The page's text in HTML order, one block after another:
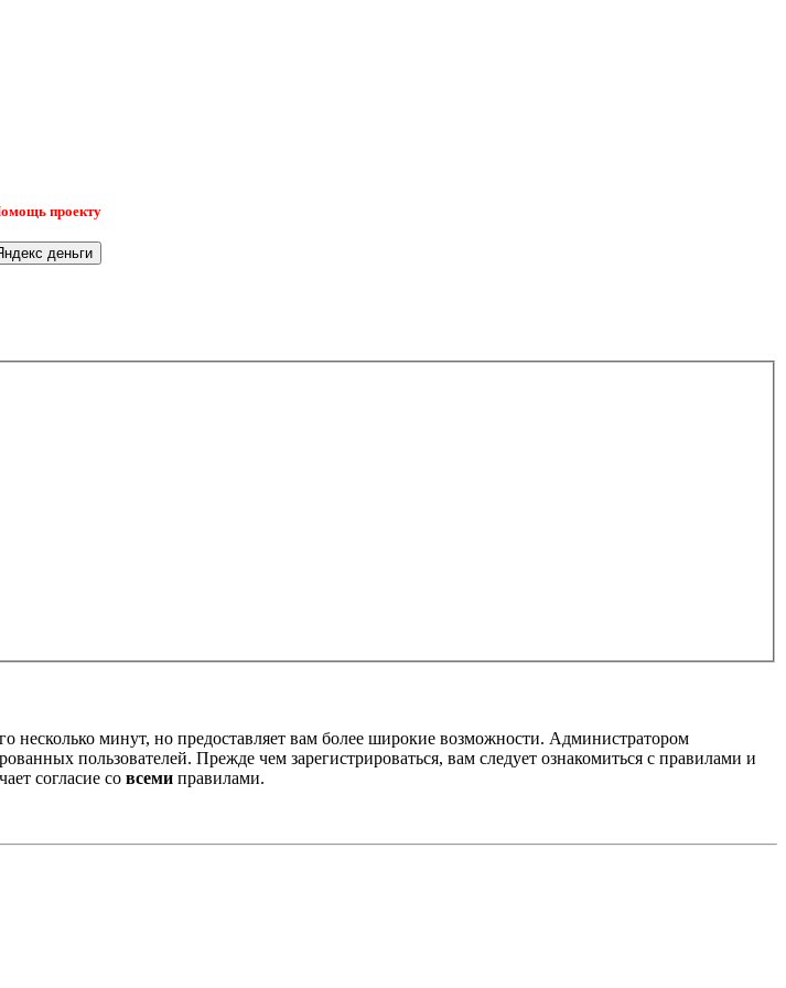
проекту
несколько минут, но предоставляет вам более широкие возможности. Администратором
пользователей. Прежде чем зарегистрироваться, вам следует ознакомиться с правилами и
согласие со всеми правилами.